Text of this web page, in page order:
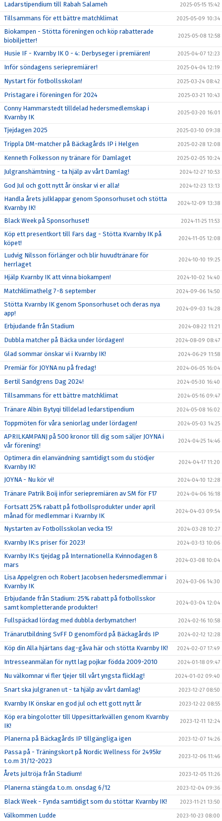
Ladarstipendium till Rabah Salameh 2025-05-15 15:42
Tillsammans för ett bättre matchklimat 2025-05-09 10:34
Biokampen - Stötta föreningen och köp rabatterade
biobiljetter!
2025-05-08 12:58
Husie IF - Kvarnby IK 0 - 4: Derbyseger i premiären! 2025-04-07 12:23
Inför söndagens seriepremiärer! 2025-04-04 12:19
Nystart för fotbollsskolan! 2025-03-24 08:42
Pristagare i föreningen för 2024 2025-03-21 10:43
Conny Hammarstedt tilldelad hedersmedlemskap i
Kvarnby IK
2025-03-20 16:01
Tjejdagen 2025 2025-03-10 09:38
Trippla DM-matcher på Bäckagårds IP i Helgen 2025-02-28 12:08
Kenneth Folkesson ny tränare för Damlaget 2025-02-05 10:24
Julgranshämtning - ta hjälp av vårt Damlag! 2024-12-27 10:53
God Jul och gott nytt år önskar vi er alla! 2024-12-23 13:13
Handla årets julklappar genom Sponsorhuset och stötta
Kvarnby IK!
2024-12-09 13:38
Black Week på Sponsorhuset! 2024-11-25 11:53
Köp ett presentkort till Fars dag - Stötta Kvarnby IK på
köpet!
2024-11-05 12:08
Ludvig Nilsson förlänger och blir huvudtränare för
herrlaget
2024-10-10 19:25
Hjälp Kvarnby IK att vinna biokampen! 2024-10-02 14:40
Matchklimathelg 7-8 september 2024-09-06 14:50
Stötta Kvarnby IK genom Sponsorhuset och deras nya
app!
2024-09-03 14:28
Erbjudande från Stadium 2024-08-22 11:21
Dubbla matcher på Bäcka under lördagen! 2024-08-09 08:47
Glad sommar önskar vi i Kvarnby IK! 2024-06-29 11:58
Premiär för JOYNA nu på fredag! 2024-06-05 16:04
Bertil Sandgrens Dag 2024! 2024-05-30 16:40
Tillsammans för ett bättre matchklimat 2024-05-16 09:47
Tränare Albin Bytyqi tilldelad ledarstipendium 2024-05-08 16:02
Toppmöten för våra seniorlag under lördagen! 2024-05-03 14:25
APRILKAMPANJ på 500 kronor till dig som säljer JOYNA i
vår förening!
2024-04-25 14:46
Optimera din elanvändning samtidigt som du stödjer
Kvarnby IK!
2024-04-17 11:20
JOYNA - Nu kör vi! 2024-04-10 12:28
Tränare Patrik Boij inför seriepremiären av SM för F17 2024-04-06 16:18
Fortsatt 25% rabatt på fotbollsprodukter under april
månad för medlemmar i Kvarnby IK
2024-04-03 09:54
Nystarten av Fotbollsskolan vecka 15! 2024-03-28 10:27
Kvarnby IK:s priser för 2023! 2024-03-13 10:06
Kvarnby IK:s tjejdag på Internationella Kvinnodagen 8
mars
2024-03-08 10:04
Lisa Appelgren och Robert Jacobsen hedersmedlemmar i
Kvarnby IK
2024-03-06 14:30
Erbjudande från Stadium: 25% rabatt på fotbollsskor
samt kompletterande produkter!
2024-03-04 12:04
Fullspäckad lördag med dubbla derbymatcher! 2024-02-16 10:58
Tränarutbildning SvFF D genomförd på Bäckagårds IP 2024-02-12 12:28
Köp din Alla hjärtans dag-gåva här och stötta Kvarnby IK! 2024-02-07 17:49
Intresseanmälan för nytt lag pojkar födda 2009-2010 2024-01-18 09:47
Nu välkomnar vi fler tjejer till vårt yngsta flicklag! 2024-01-02 09:40
Snart ska julgranen ut - ta hjälp av vårt damlag! 2023-12-27 08:50
Kvarnby IK önskar en god jul och ett gott nytt år 2023-12-22 08:55
Köp era bingolotter till Uppesittarkvällen genom Kvarnby
IK!
2023-12-11 12:24
Planerna på Bäckagårds IP tillgängliga igen 2023-12-07 14:26
Passa på - Träningskort på Nordic Wellness för 2495kr
t.o.m 31/12-2023
2023-12-06 11:46
Årets jultröja från Stadium! 2023-12-05 11:26
Planerna stängda t.o.m. onsdag 6/12 2023-12-04 09:36
Black Week - Fynda samtidigt som du stöttar Kvarnby IK! 2023-11-21 13:50
Välkommen Ludde 2023-10-23 08:00